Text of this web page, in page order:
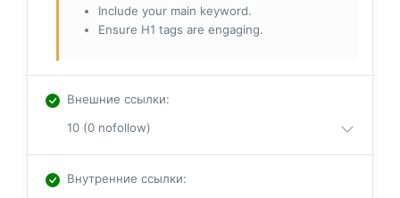
Include your main keyword.
Ensure H1 tags are engaging.
Внешние ссылки:
10 (0 nofollow)
Внутренние ссылки: